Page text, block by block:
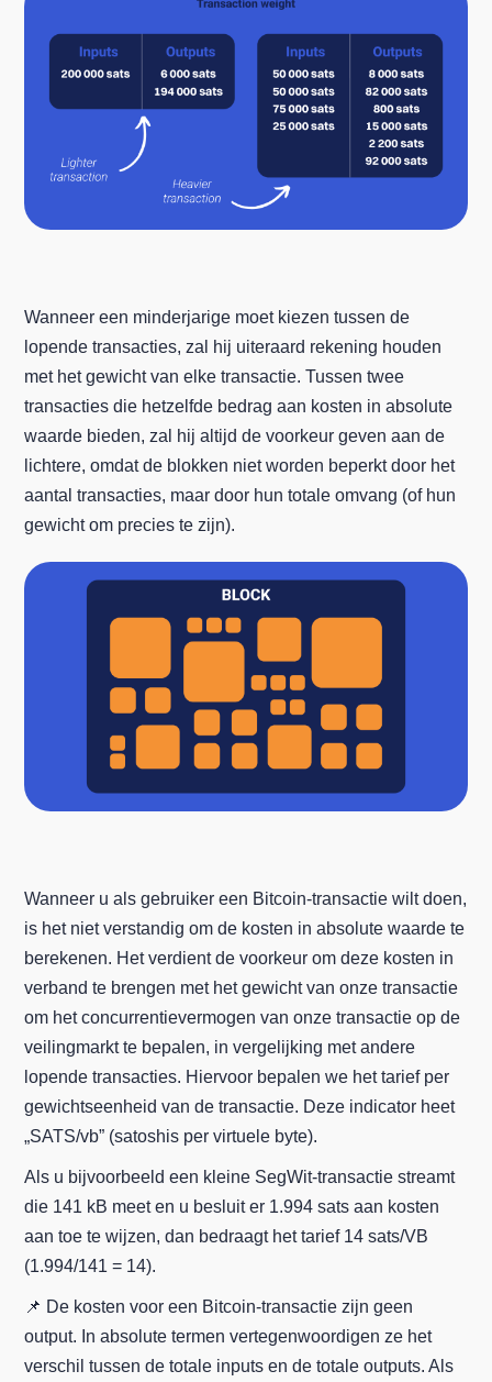
Wanneer een minderjarige moet kiezen tussen de
lopende transacties, zal hij uiteraard rekening houden
met het gewicht van elke transactie. Tussen twee
transacties die hetzelfde bedrag aan kosten in absolute
waarde bieden, zal hij altijd de voorkeur geven aan de
lichtere, omdat de blokken niet worden beperkt door het
aantal transacties, maar door hun totale omvang (of hun
gewicht om precies te zijn).
Wanneer u als gebruiker een Bitcoin-transactie wilt doen,
is het niet verstandig om de kosten in absolute waarde te
berekenen. Het verdient de voorkeur om deze kosten in
verband te brengen met het gewicht van onze transactie
om het concurrentievermogen van onze transactie op de
veilingmarkt te bepalen, in vergelijking met andere
lopende transacties. Hiervoor bepalen we het tarief per
gewichtseenheid van de transactie. Deze indicator heet
„SATS/vb” (satoshis per virtuele byte).
Als u bijvoorbeeld een kleine SegWit-transactie streamt
die 141 kB meet en u besluit er 1.994 sats aan kosten
aan toe te wijzen, dan bedraagt het tarief 14 sats/VB
(1.994/141 = 14).
📌 De kosten voor een Bitcoin-transactie zijn geen
output. In absolute termen vertegenwoordigen ze het
verschil tussen de totale inputs en de totale outputs. Als